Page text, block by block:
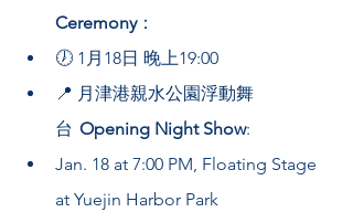
Ceremony：
🕖 1月18日 晚上19:00
📍 月津港親水公園浮動舞
台 Opening Night Show:
Jan. 18 at 7:00 PM, Floating Stage
at Yuejin Harbor Park